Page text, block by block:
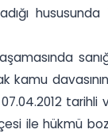
ile hükmü